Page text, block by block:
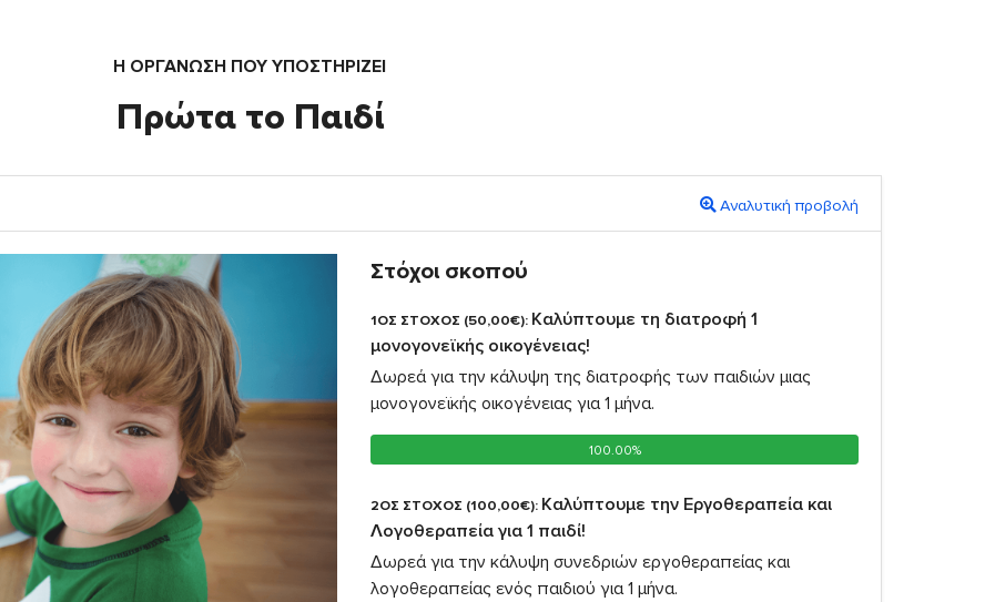
Η ΟΡΓΆΝΩΣΗ ΠΟΥ ΥΠΟΣΤΗΡΙΖΕΙ
Πρώτα το Παιδί
Αναλυτική προβολή
Στόχοι σκοπού
1ΟΣ ΣΤΟΧΟΣ (50,00€): Καλύπτουμε τη διατροφή 1
μονογονεϊκής οικογένειας!
Δωρεά για την κάλυψη της διατροφής των παιδιών μιας
μονογονεϊκής οικογένειας για 1 μήνα.
100.00%
100.00%
2ΟΣ ΣΤΟΧΟΣ (100,00€): Καλύπτουμε την Εργοθεραπεία και
Λογοθεραπεία για 1 παιδί!
Δωρεά για την κάλυψη συνεδριών εργοθεραπείας και
λογοθεραπείας ενός παιδιού για 1 μήνα.